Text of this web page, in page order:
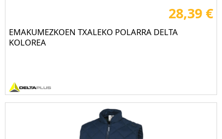
28,39 €
EMAKUMEZKOEN TXALEKO POLARRA DELTA
KOLOREA